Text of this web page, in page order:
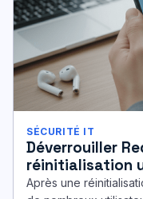
SÉCURITÉ IT
Déverrouiller
réinitialisation
Après une